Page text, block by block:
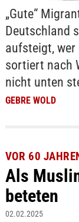
„Gute“
Deutschland
aufsteigt, wer
sortiert nach
nicht unten
GEBRE WOLD
VOR 60
Als
beteten
02.02.2025